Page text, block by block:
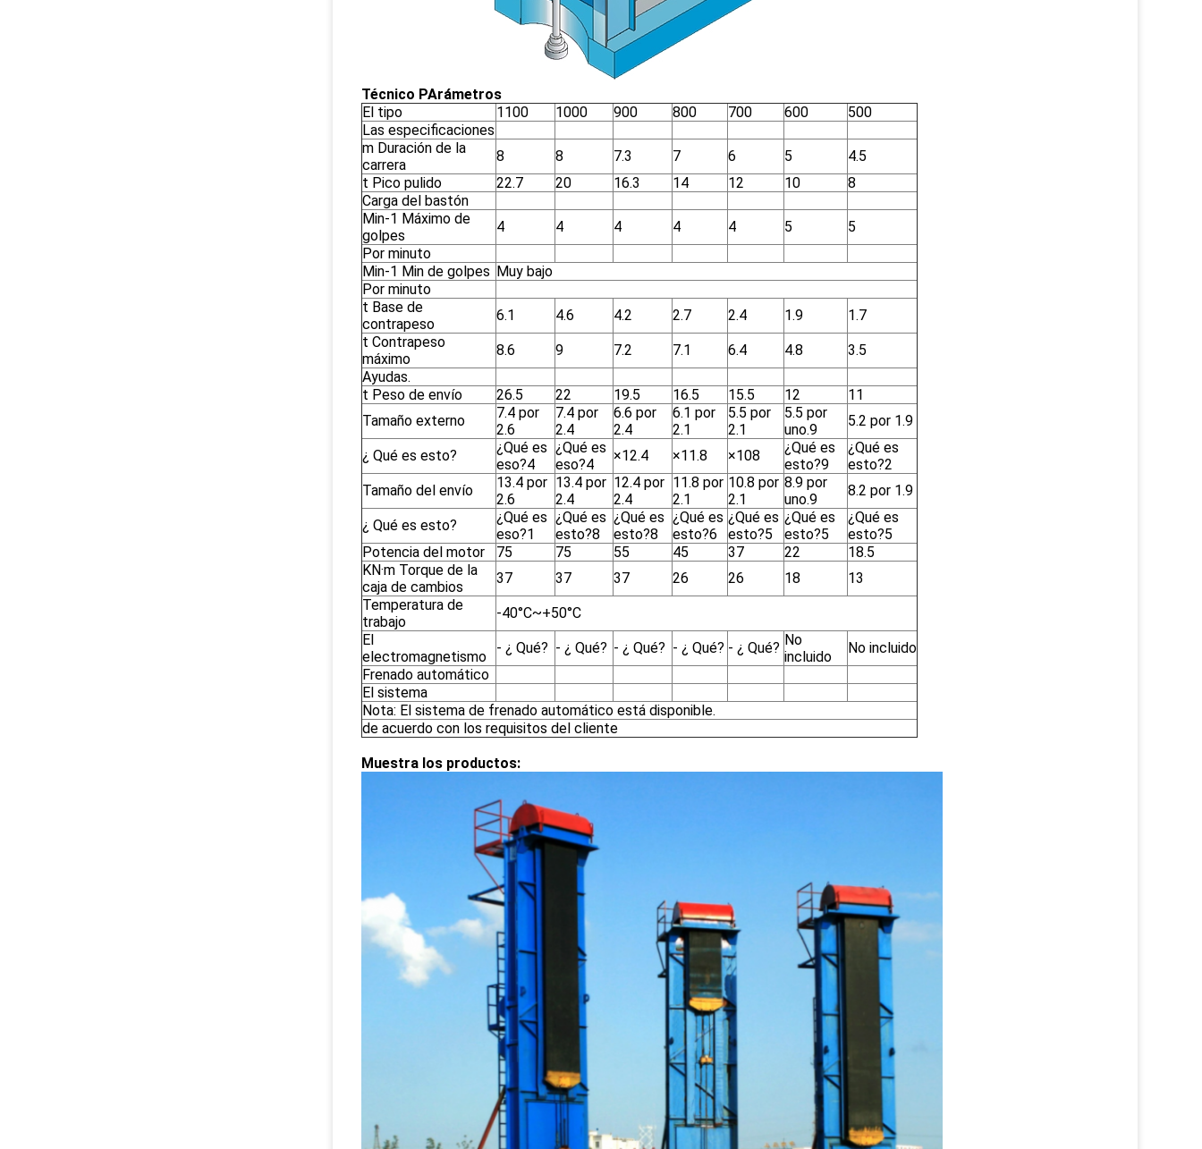
Técnico PArámetros
El tipo
1100 1000 900 800 700 600
500
Las especificaciones
m Duración de la
carrera
8 8 7.3 7 6 5
4.5
t Pico pulido
22.7 20 16.3 14 12 10
8
Carga del bastón
Min-1 Máximo de
golpes
4 4 4 4 4 5
5
Por minuto
Min-1 Min de golpes Muy bajo
Por minuto
t Base de
contrapeso
6.1 4.6 4.2 2.7 2.4 1.9
1.7
t Contrapeso
máximo
8.6 9 7.2 7.1 6.4 4.8
3.5
Ayudas.
t Peso de envío
26.5 22 19.5 16.5 15.5 12
11
Tamaño externo
7.4 por
2.6
7.4 por
2.4
6.6 por
2.4
6.1 por
2.1
5.5 por
2.1
5.5 por
uno.9
5.2 por 1.9
¿ Qué es esto?
¿Qué es
eso?4
¿Qué es
eso?4
×12.4 ×11.8 ×108
¿Qué es
esto?9
¿Qué es
esto?2
Tamaño del envío
13.4 por
2.6
13.4 por
2.4
12.4 por
2.4
11.8 por
2.1
10.8 por
2.1
8.9 por
uno.9
8.2 por 1.9
¿ Qué es esto?
¿Qué es
eso?1
¿Qué es
esto?8
¿Qué es
esto?8
¿Qué es
esto?6
¿Qué es
esto?5
¿Qué es
esto?5
¿Qué es
esto?5
Potencia del motor
75 75 55 45 37 22
18.5
KN·m Torque de la
caja de cambios
37 37 37 26 26 18
13
Temperatura de
trabajo
-40°C~+50°C
El
electromagnetismo
- ¿ Qué? - ¿ Qué? - ¿ Qué? - ¿ Qué? - ¿ Qué? No
incluido
No incluido
Frenado automático
El sistema
Nota: El sistema de frenado automático está disponible.
de acuerdo con los requisitos del cliente
Muestra los productos: